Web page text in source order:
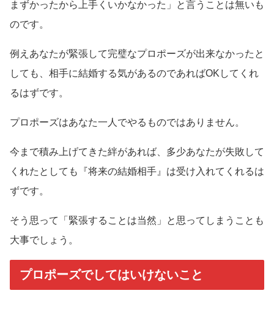
まずかったから上手くいかなかった」と言うことは無いも
のです。
例えあなたが緊張して完璧なプロポーズが出来なかったと
しても、相手に結婚する気があるのであればOKしてくれ
るはずです。
プロポーズはあなた一人でやるものではありません。
今まで積み上げてきた絆があれば、多少あなたが失敗して
くれたとしても『将来の結婚相手』は受け入れてくれるは
ずです。
そう思って「緊張することは当然」と思ってしまうことも
大事でしょう。
プロポーズでしてはいけないこと